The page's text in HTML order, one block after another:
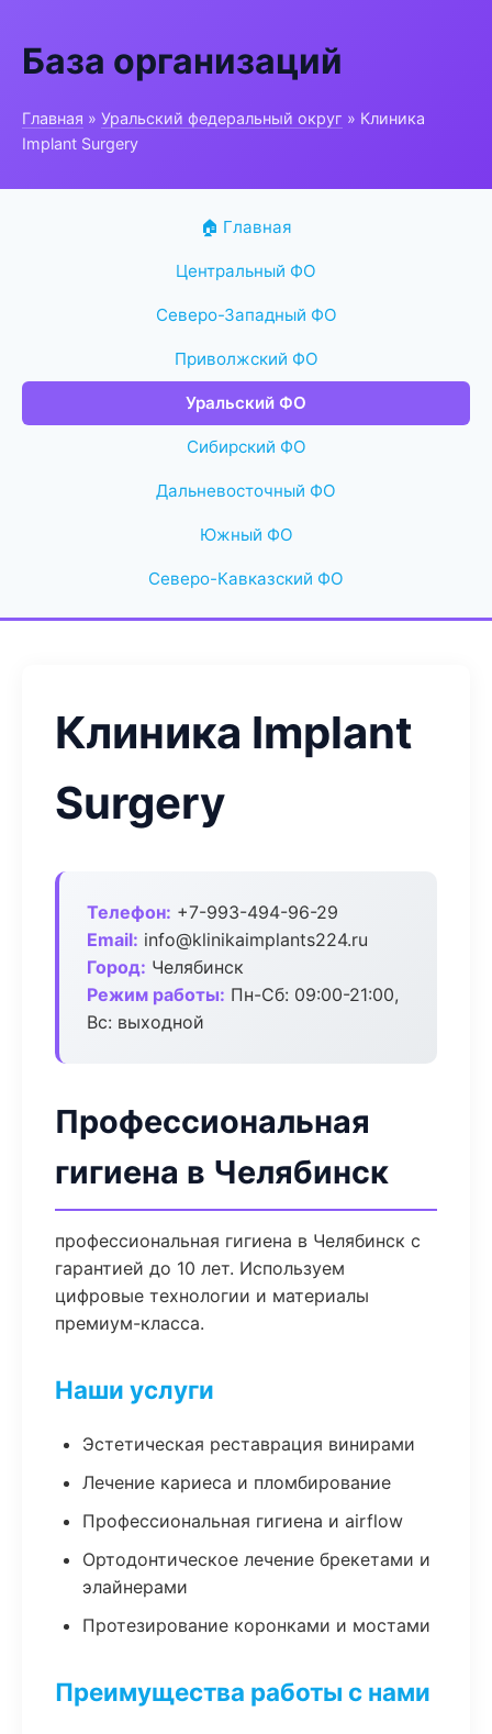
База организаций
Главная » Уральский федеральный округ » Клиника
Implant Surgery
🏠 Главная
Центральный ФО
Северо-Западный ФО
Приволжский ФО
Уральский ФО
Сибирский ФО
Дальневосточный ФО
Южный ФО
Северо-Кавказский ФО
Клиника Implant
Surgery
Телефон: +7-993-494-96-29
Email: info@klinikaimplants224.ru
Город: Челябинск
Режим работы: Пн-Сб: 09:00-21:00,
Вс: выходной
Профессиональная
гигиена в Челябинск
профессиональная гигиена в Челябинск с
гарантией до 10 лет. Используем
цифровые технологии и материалы
премиум-класса.
Наши услуги
Эстетическая реставрация винирами
Лечение кариеса и пломбирование
Профессиональная гигиена и airflow
Ортодонтическое лечение брекетами и
элайнерами
Протезирование коронками и мостами
Преимущества работы с нами